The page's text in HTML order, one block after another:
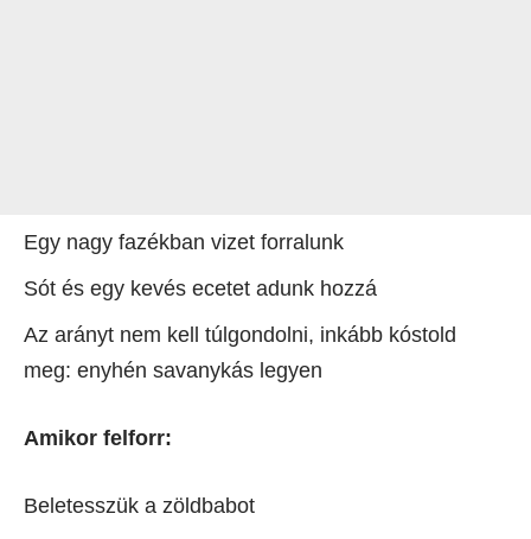
Egy nagy fazékban vizet forralunk
Sót és egy kevés ecetet adunk hozzá
Az arányt nem kell túlgondolni, inkább kóstold
meg: enyhén savanykás legyen
Amikor felforr:
Beletesszük a zöldbabot